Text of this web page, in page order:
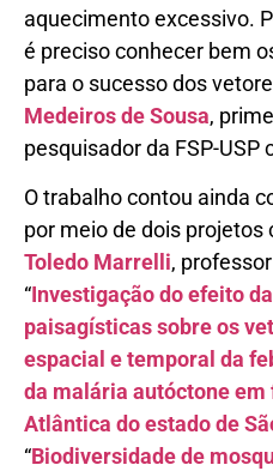
aquecimento excessivo.
é preciso conhecer bem
para o sucesso dos
Medeiros de Sousa,
pesquisador da FSP-USP
O trabalho contou ainda
por meio de dois projetos
Toledo Marrelli,
“Investigação do efeito
paisagísticas sobre os
espacial e temporal da
da malária autóctone
Atlântica do estado de
“Biodiversidade de